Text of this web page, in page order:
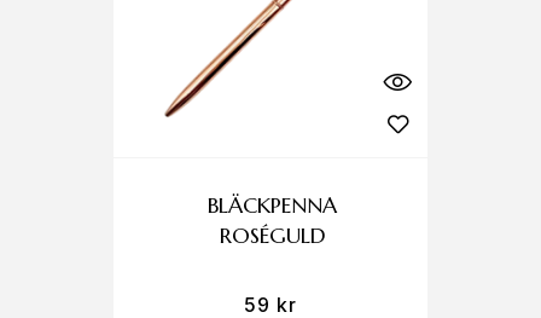
BLÄCKPENNA
ROSÉGULD
59 kr